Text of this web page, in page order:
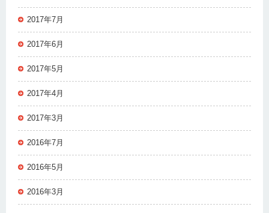
2017年7月
2017年6月
2017年5月
2017年4月
2017年3月
2016年7月
2016年5月
2016年3月